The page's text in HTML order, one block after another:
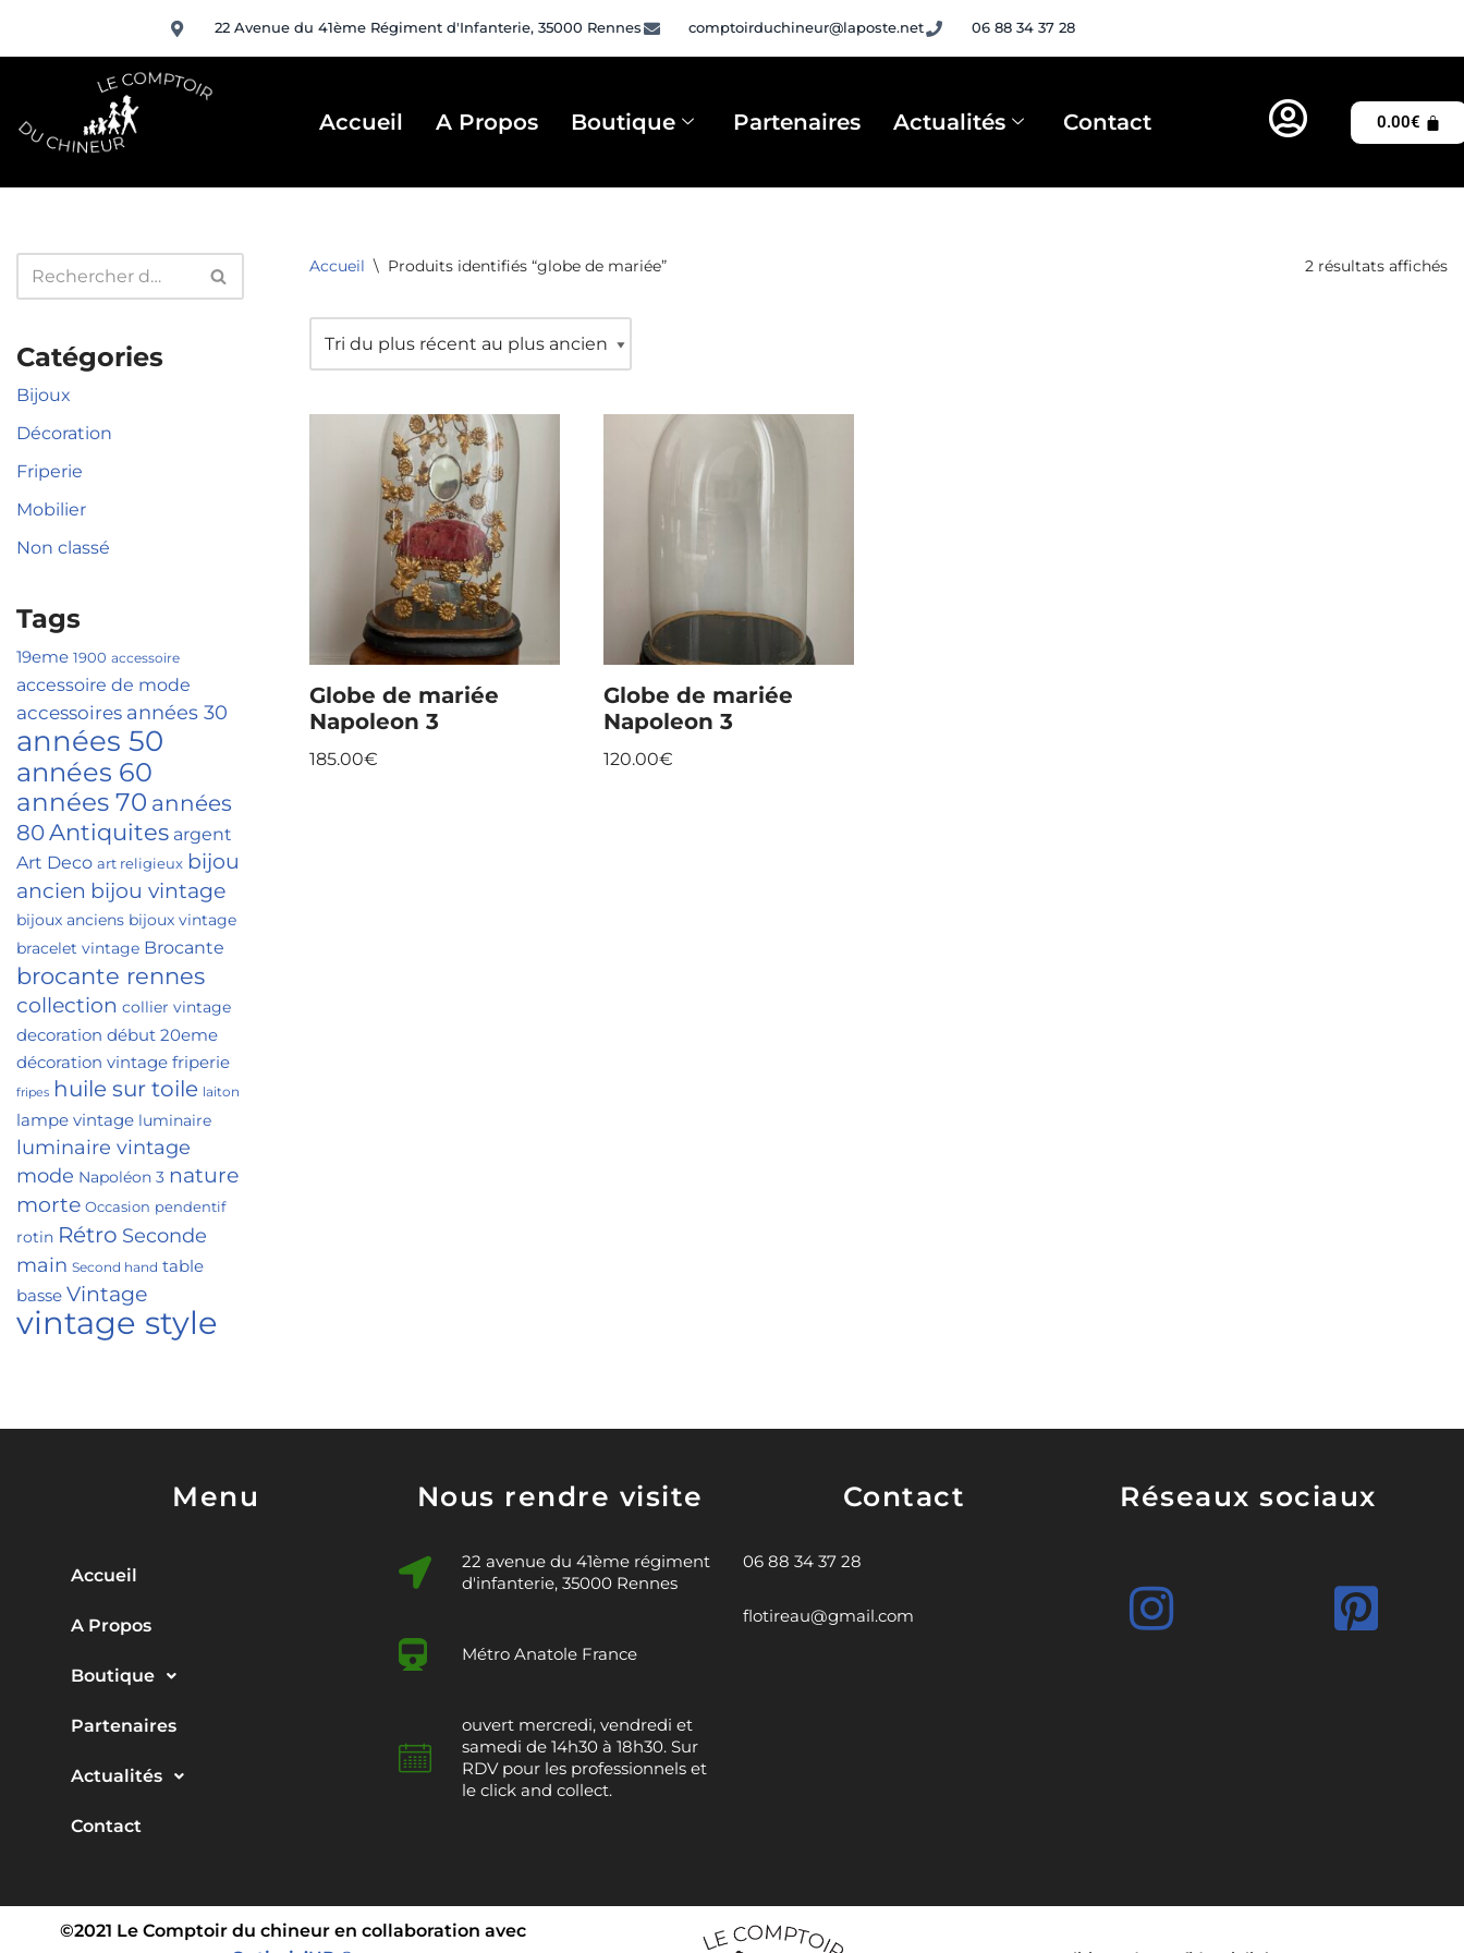
Aller
22 Avenue du 41ème Régiment d'Infanterie, 35000 Rennes comptoirduchineur@laposte.net 06 88 34 37 28
Accueil A Propos Boutique Partenaires Actualités Contact 0.00€
Catégories
Bijoux
Décoration
Friperie
Mobilier
Non classé
Tags
19eme 1900 accessoire
accessoire de mode
accessoires années 30
années 50
années 60
années 70 années
80Antiquites argent
Art Deco art religieux bijou
ancien bijou vintage
bijoux anciens bijoux vintage
bracelet vintage Brocante
brocante rennes
collection collier vintage
decoration début 20eme
décoration vintage friperie
fripes huile sur toile laiton
lampe vintage luminaire
luminaire vintage
mode Napoléon 3 nature
morte Occasion pendentif
rotin Rétro Seconde
main Second hand table
basse Vintage
vintage style
Accueil \ Produits identifiés “globe de mariée” 2 résultats affichés
Globe de mariée
Napoleon 3
185.00€
Globe de mariée
Napoleon 3
120.00€
Menu
Accueil
A Propos
Boutique
Partenaires
Actualités
Contact
Nous rendre visite
22 avenue du 41ème régiment
d'infanterie, 35000 Rennes
Métro Anatole France
ouvert mercredi, vendredi et
samedi de 14h30 à 18h30. Sur
RDV pour les professionnels et
le click and collect.
Contact
06 88 34 37 28
flotireau@gmail.com
Réseaux sociaux
©2021 Le Comptoir du chineur en collaboration avec